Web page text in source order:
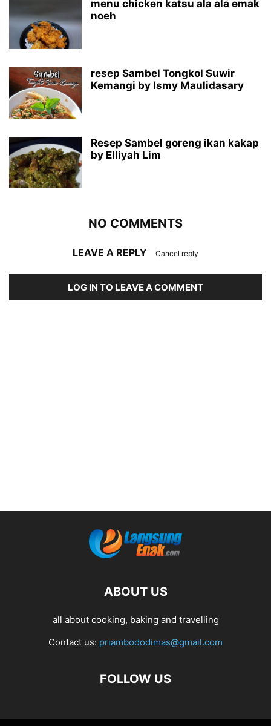
menu chicken katsu ala ala emak
noeh
resep Sambel Tongkol Suwir
Kemangi by Ismy Maulidasary
Resep Sambel goreng ikan kakap
by Elliyah Lim
NO COMMENTS
LEAVE A REPLY Cancel reply
LOG IN TO LEAVE A COMMENT
ABOUT US
all about cooking, baking and travelling
Contact us: priambododimas@gmail.com
FOLLOW US